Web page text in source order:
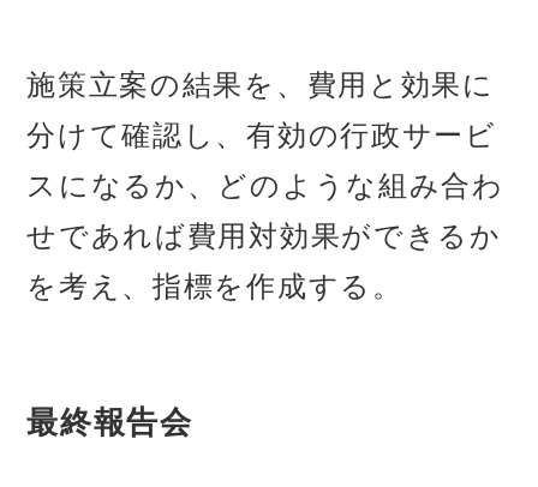
施策立案の結果を、費用と効果に
分けて確認し、有効の行政サービ
スになるか、どのような組み合わ
せであれば費用対効果ができるか
を考え、指標を作成する。
最終報告会